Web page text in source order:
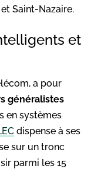
Saint-Nazaire.
et
a pour
généralistes
en systèmes
dispense à ses
sur un tronc
parmi les 15